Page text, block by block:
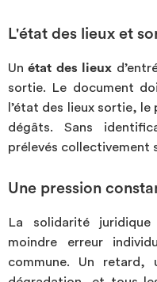
L'état des lieux et
Unétat des lieux
sortie. Le document
l’état des lieux sortie,
dégâts. Sans
prélevés collectivement
Une pression
La solidarité
moindre erreur
commune. Un retard,